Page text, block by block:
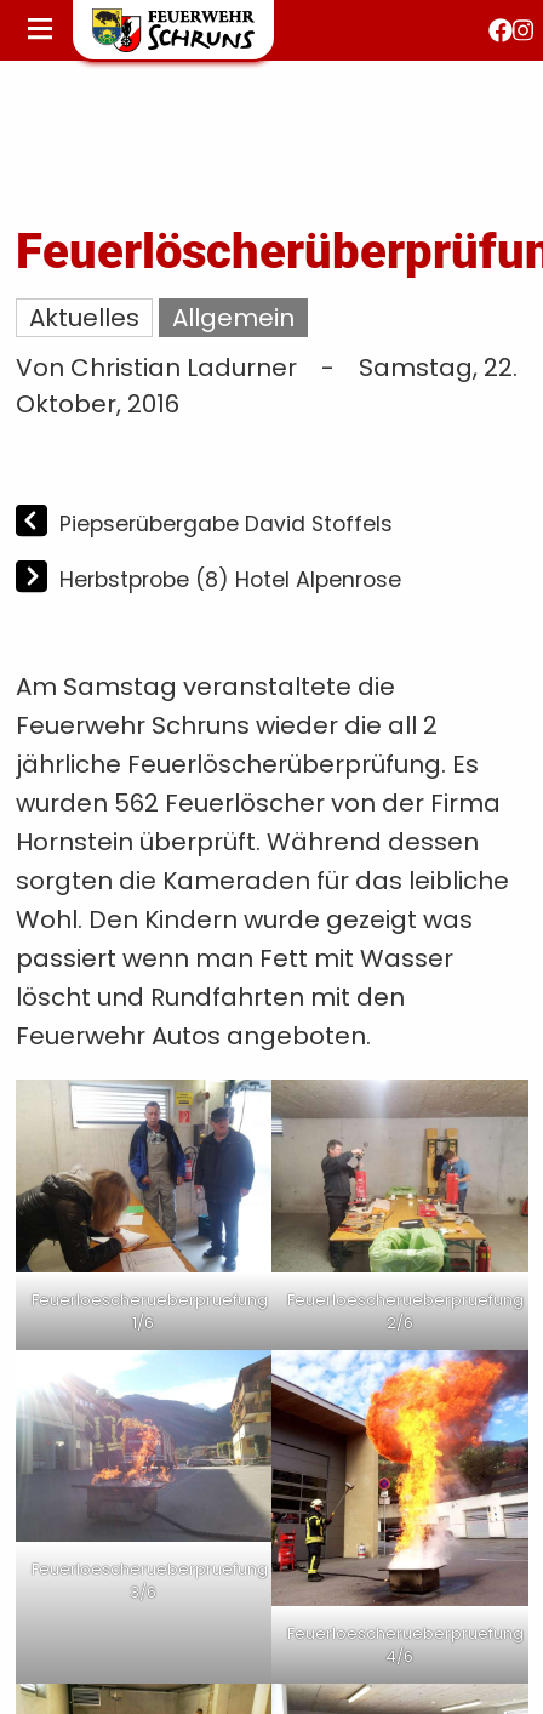
STARTSEITE
AKTUELLES
Aktuelles
Allgemein
Von Christian Ladurner
-
Samstag, 22.
Oktober, 2016
Piepserübergabe David Stoffels
Herbstprobe (8) Hotel Alpenrose
Am Samstag veranstaltete die
Feuerwehr Schruns wieder die all 2
jährliche Feuerlöscherüberprüfung. Es
wurden 562 Feuerlöscher von der Firma
Hornstein überprüft. Während dessen
sorgten die Kameraden für das leibliche
Wohl. Den Kindern wurde gezeigt was
passiert wenn man Fett mit Wasser
löscht und Rundfahrten mit den
Feuerwehr Autos angeboten.
Feuerloescherueberpruefung
1/6
Feuerloescherueberpruefung
2/6
Feuerloescherueberpruefung
3/6
Feuerloescherueberpruefung
4/6